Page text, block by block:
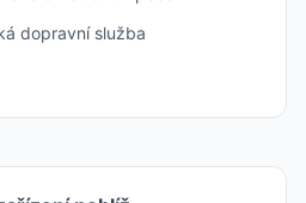
dopravní služba